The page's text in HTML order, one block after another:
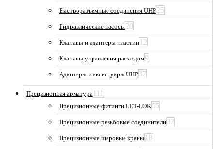
Быстроразъемные соединения UHP25
Гидравлические насосы20
Клапаны и адаптеры пластин 12
Клапаны управления расходом9
Адаптеры и аксессуары UHP37
Прецизионная арматура 111
Прецизионные фитинги LET-LOK55
Прецизионные резьбовые соединители32
Прецизионные шаровые краны 18